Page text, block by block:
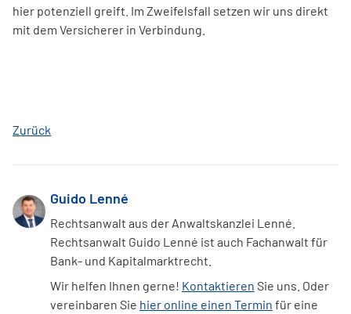
hier potenziell greift. Im Zweifelsfall setzen wir uns direkt
mit dem Versicherer in Verbindung.
Zurück
Guido Lenné
Rechtsanwalt aus der Anwaltskanzlei Lenné.
Rechtsanwalt Guido Lenné ist auch Fachanwalt für
Bank- und Kapitalmarktrecht.
Wir helfen Ihnen gerne! Kontaktieren Sie uns. Oder
vereinbaren Sie hier online einen Termin für eine